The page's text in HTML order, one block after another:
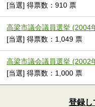
[当選] 得票数：910 票
高梁市議会議員選挙 (2004
[当選] 得票数：1,049 票
高梁市議会議員選挙 (2002
[当選] 得票数：1,000 票
登録し